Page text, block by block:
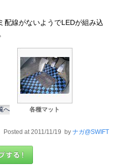
線がないようでLEDが組み込
へ 各種マット
Posted at 2011/11/19 by ナガ@SWIFT